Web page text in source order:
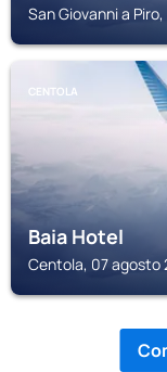
San Giovanni a
CENTOLA
Baia Hotel
Centola, 07 agosto